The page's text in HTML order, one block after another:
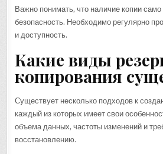
Важно понимать, что наличие копии само
безопасность. Необходимо регулярно
и доступность.
Какие виды
копирования
Существует несколько подходов к
каждый из которых имеет свои
объема данных, частоты изменений и
восстановлению.